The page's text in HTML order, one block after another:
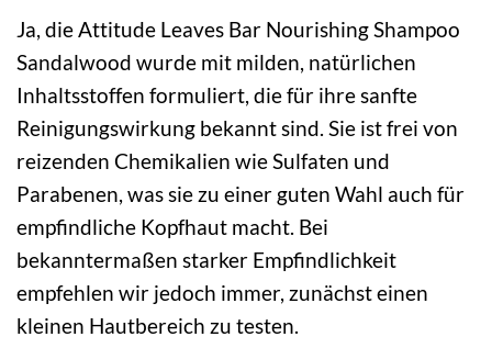
Ja, die Attitude Leaves Bar Nourishing Shampoo
Sandalwood wurde mit milden, natürlichen
Inhaltsstoffen formuliert, die für ihre sanfte
Reinigungswirkung bekannt sind. Sie ist frei von
reizenden Chemikalien wie Sulfaten und
Parabenen, was sie zu einer guten Wahl auch für
empfindliche Kopfhaut macht. Bei
bekanntermaßen starker Empfindlichkeit
empfehlen wir jedoch immer, zunächst einen
kleinen Hautbereich zu testen.